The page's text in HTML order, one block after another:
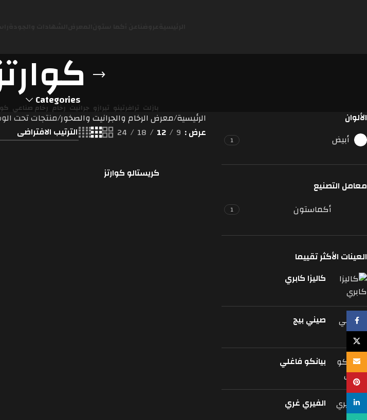
Categories بازلت ترافرتينو تيرازو جرانيت رخام رخام صناعي
الألوان
أبيض
1
معامل التصنيع
أكماستون
1
العينات الأكثر تقييما
كاليزا كابري
صيني بيج
بيانكو فاغلي
الفيري غري
الرئيسية معرض الرخام والجرانيت والصخورمنتجات تحت
عرض 9
12
18
24
كريستالو كوارتز
Facebook
Email
Pinterest
linkedin